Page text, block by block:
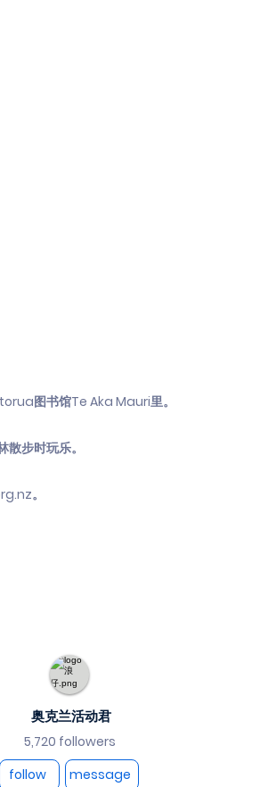
图书馆Te Aka Mauri里。
步时玩乐。
。
奥克兰活动君
5,720 followers
follow
message